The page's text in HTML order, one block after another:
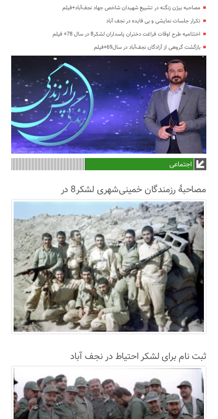
مصاحبه بیژن زنگنه در تشییع شهیدان شاخص جهاد نجف‌آباد+فیلم
تکرار جلسات نمایشی و بی فایده در نجف آباد
اختتامیه طرح اوقات فراغت دختران پاسداران لشکر8 در سال 78+ فیلم
بازگشت گروهی از آزادگان نجف‌آباد در سال69+فیلم
اجتماعی
مصاحبۀ رزمندگان خمینی‌شهری لشکر8 در
سال63+فیلم
ثبت نام برای لشکر احتیاط در نجف آباد